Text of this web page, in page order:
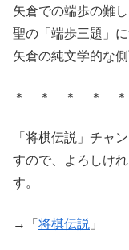
矢倉での端歩の難
聖の「端歩三題」
矢倉の純文学的な
＊ ＊ ＊ ＊ ＊
「将棋伝説」チャ
すので、よろしけ
す。
→「 将棋伝説 」